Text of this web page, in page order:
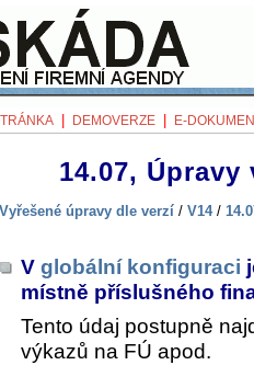
DEMOVERZE E-
14.07, Úpravy
Vyřešené úpravy dle verzí / V14/
V globální konfiguraci
místně příslušného
Tento údaj postupně
výkazů na FÚ apod.